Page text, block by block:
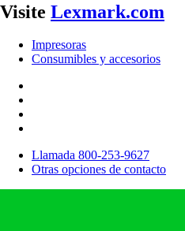
Visite Lexmark.com
Impresoras
Consumibles y accesorios
Llamada 800-253-9627
Otras opciones de contacto